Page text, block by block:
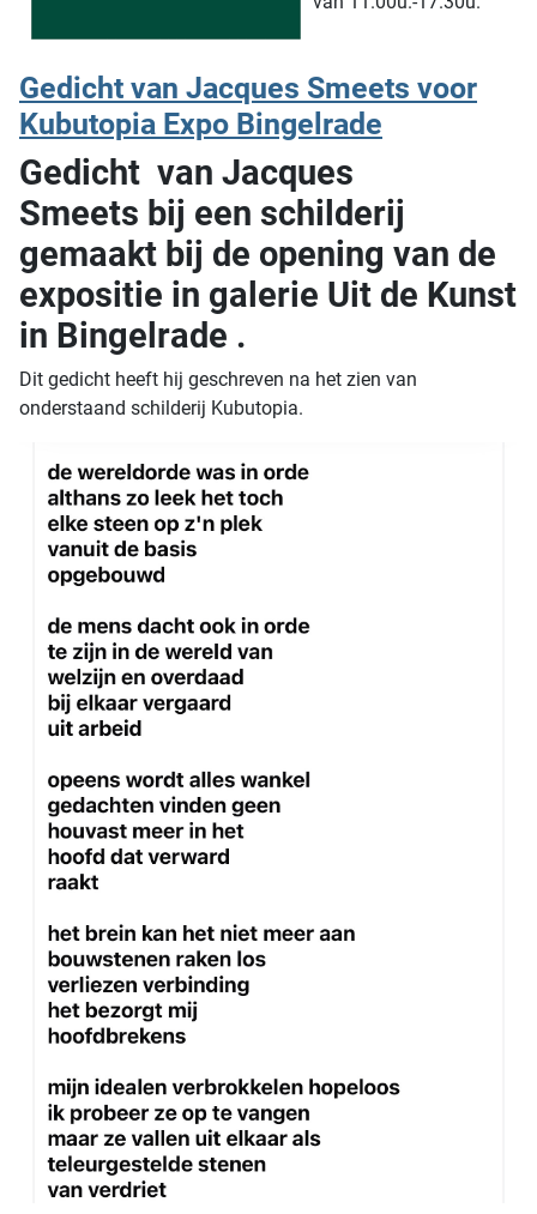
Gedicht van Jacques Smeets voor
Kubutopia Expo Bingelrade
Gedicht van Jacques
Smeets bij een schilderij
gemaakt bij de opening van de
expositie in galerie Uit de Kunst
in Bingelrade .
Dit gedicht heeft hij geschreven na het zien van
onderstaand schilderij Kubutopia.